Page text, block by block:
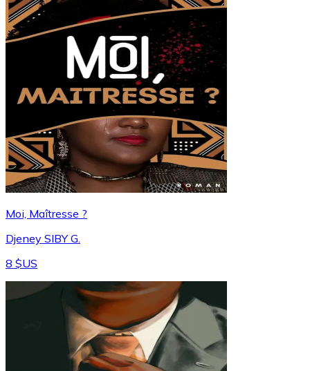
Moi, Maîtresse ?
Djeney SIBY G.
8 $US